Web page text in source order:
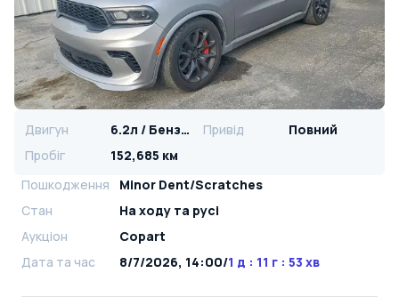
Двигун 6.2л / Бензин Привід
Повний
Пробіг
152,685 км
Пошкодження
Minor Dent/Scratches
Стан
На ​​ходу та русі
Аукціон
Copart
Дата та час
8/7/2026, 14:00/1 д : 11 г : 53 хв